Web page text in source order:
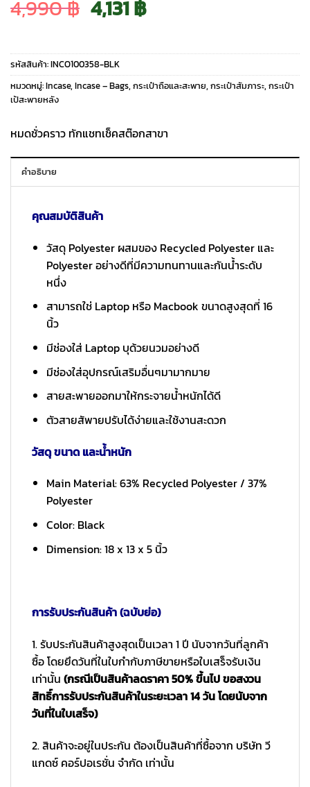
4,990฿ Original
price
was:
4,990 ฿.
4,131฿Current
price
is:
4,131 ฿.
รหัสสินค้า:INCO100358-BLK
หมวดหมู่:Incase, Incase – Bags, กระเป๋าถือและสะพาย, กระเป๋าสัมภาระ, กระเป๋า
เป้สะพายหลัง
หมดชั่วคราว ทักแชทเช็คสต๊อกสาขา
คำอธิบาย
คุณสมบัติสินค้า
วัสดุ Polyester ผสมของ Recycled Polyester และ
Polyester อย่างดีที่มีความทนทานและกันน้ำระดับ
หนึ่ง
สามารถใช่ Laptop หรือ Macbook ขนาดสูงสุดที่ 16
นิ้ว
มีช่องใส่ Laptop บุด้วยนวมอย่างดี
มีช่องใส่อุปกรณ์เสริมอื่นๆมามากมาย
สายสะพายออกมาให้กระจายน้ำหนักได้ดี
ตัวสายสัพายปรับได้ง่ายและใช้งานสะดวก
วัสดุ ขนาด และน้ำหนัก
Main Material: 63% Recycled Polyester / 37%
Polyester
Color: Black
Dimension: 18 x 13 x 5 นิ้ว
การรับประกันสินค้า (ฉบับย่อ)
1. รับประกันสินค้าสูงสุดเป็นเวลา 1 ปี นับจากวันที่ลูกค้า
ซื้อ โดยยึดวันที่ในใบกำกับภาษีขายหรือใบเสร็จรับเงิน
เท่านั้น (กรณีเป็นสินค้าลดราคา 50% ขึ้นไป ขอสงวน
สิทธิ์การรับประกันสินค้าในระยะเวลา 14 วัน โดยนับจาก
วันที่ในใบเสร็จ)
2. สินค้าจะอยู่ในประกัน ต้องเป็นสินค้าที่ซื้อจาก บริษัท วี
แกดซ์ คอร์ปอเรชั่น จำกัด เท่านั้น